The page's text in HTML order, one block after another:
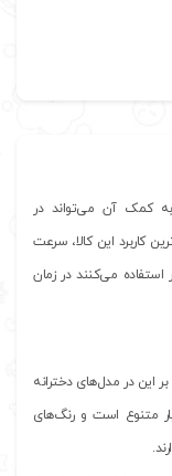
کمک آن می‌تواند در
کاربرد این کالا، سرعت
می‌کنند در زمان
این در مدل‌های دخترانه
متنوع است و رنگ‌های